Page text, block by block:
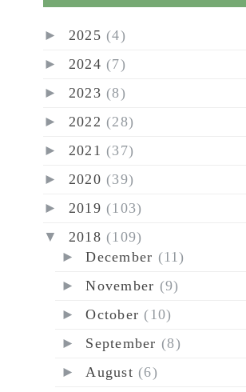
► 2025 (4)
► 2024 (7)
► 2023 (8)
► 2022 (28)
► 2021 (37)
► 2020 (39)
► 2019 (103)
▼ 2018 (109)
►December (11)
►November (9)
►October (10)
► September (8)
►August (6)